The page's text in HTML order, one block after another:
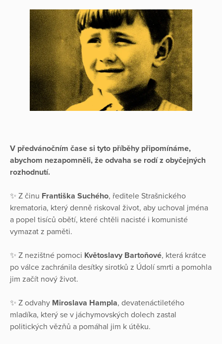
V předvánočním čase si tyto příběhy připomínáme,
abychom nezapomněli, že odvaha se rodí z obyčejných
rozhodnutí.
✨ Z činu Františka Suchého, ředitele Strašnického
krematoria, který denně riskoval život, aby uchoval jména
a popel tisíců obětí, které chtěli nacisté i komunisté
vymazat z paměti.
✨ Z nezištné pomoci Květoslavy Bartoňové, která krátce
po válce zachránila desítky sirotků z Údolí smrti a pomohla
jim začít nový život.
✨ Z odvahy Miroslava Hampla, devatenáctiletého
mladíka, který se v jáchymovských dolech zastal
politických vězňů a pomáhal jim k útěku.